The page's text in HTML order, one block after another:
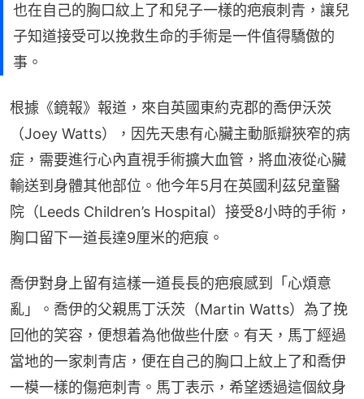
也在自己的胸口紋上了和兒子一樣的疤痕刺青，讓兒
子知道接受可以挽救生命的手術是一件值得驕傲的
事。
根據《鏡報》報道，來自英國東約克郡的喬伊沃茨
（Joey Watts），因先天患有心臟主動脈瓣狹窄的病
症，需要進行心內直視手術擴大血管，將血液從心臟
輸送到身體其他部位。他今年5月在英國利茲兒童醫
院（Leeds Children’s Hospital）接受8小時的手術，
胸口留下一道長達9厘米的疤痕。
喬伊對身上留有這樣一道長長的疤痕感到「心煩意
亂」。喬伊的父親馬丁沃茨（Martin Watts）為了挽
回他的笑容，便想着為他做些什麼。有天，馬丁經過
當地的一家刺青店，便在自己的胸口上紋上了和喬伊
一模一樣的傷疤刺青。馬丁表示，希望透過這個紋身